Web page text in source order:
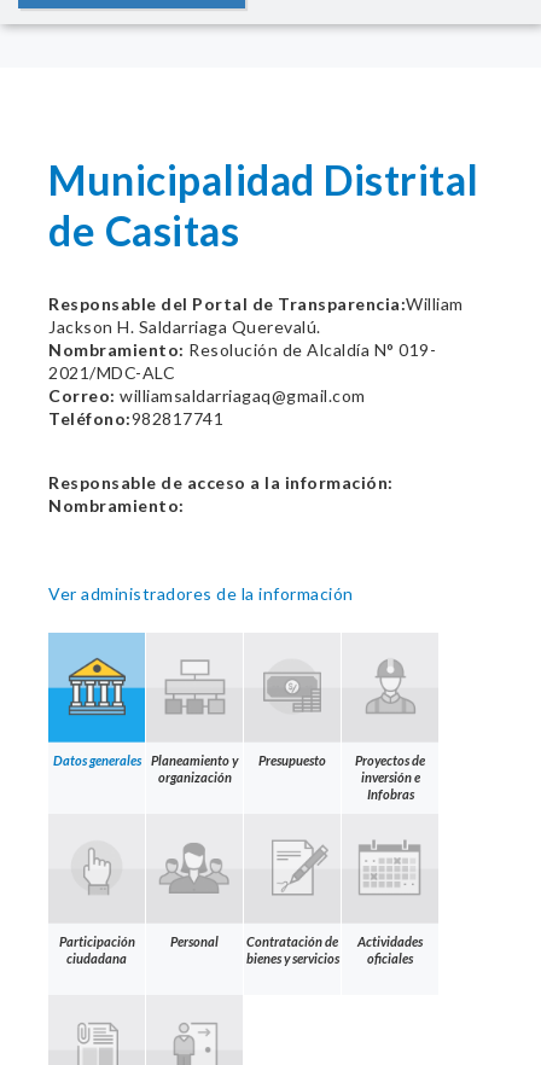
Municipalidad Distrital
de Casitas
Responsable del Portal de Transparencia:William
Jackson H. Saldarriaga Querevalú.
Nombramiento: Resolución de Alcaldía N° 019-
2021/MDC-ALC
Correo: williamsaldarriagaq@gmail.com
Teléfono:982817741
Responsable de acceso a la información:
Nombramiento:
Ver administradores de la información
Datos generales
Planeamiento y
organización
Presupuesto
Proyectos de
inversión e
Infobras
Participación
ciudadana
Personal
Contratación de
bienes y servicios
Actividades
oficiales